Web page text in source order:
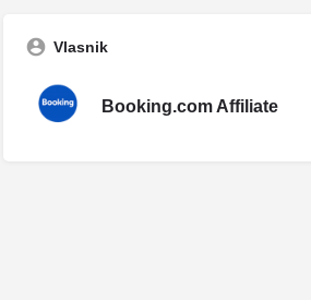
Vlasnik
Booking.com Affiliate